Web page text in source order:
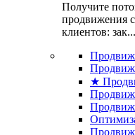
Получите
продвижения
клиентов: зак...
★